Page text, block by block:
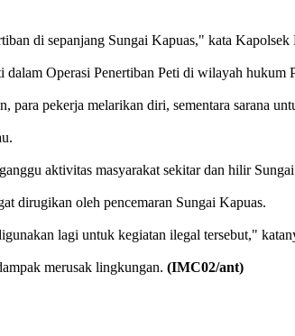
di sepanjang Sungai Kapuas," kata
dalam Operasi Penertiban Peti di wilayah hukum
pekerja melarikan diri, sementara sarana
aktivitas masyarakat sekitar dan hilir
dirugikan oleh pencemaran Sungai Kapuas.
lagi untuk kegiatan ilegal tersebut,"
merusak lingkungan. (IMC02/ant)